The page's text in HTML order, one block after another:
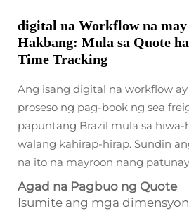
digital na Workflow na
Hakbang: Mula sa Quote
Time Tracking
Ang isang digital na workflow
proseso ng pag-book ng sea
papuntang Brazil mula sa hiwa-
walang kahirap-hirap. Sundin
na ito na mayroon nang
Agad na Pagbuo ng Quote
Isumite ang mga